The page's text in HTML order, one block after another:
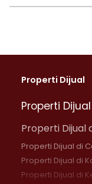
Properti Dijual
Properti
Properti Dijual
Properti Dijual di
Properti Dijual di
Properti Dijual di